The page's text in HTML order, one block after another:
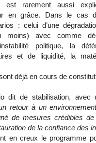
est rarement aussi
en grâce. Dans le cas
: celui d’une
avec comme
politique, la
et de liquidité, la
déjà en cours de
dit de stabilisation, avec
retour à un
de mesures crédibles de
de la confiance des
en creux le programme